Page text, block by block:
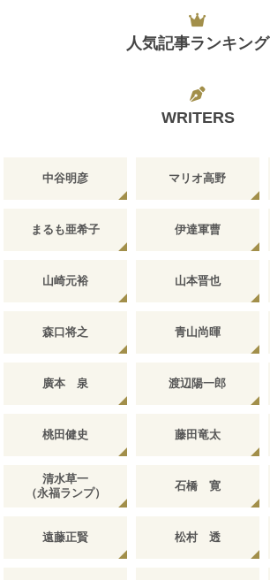
人気記事ランキング
WRITERS
中谷明彦 マリオ高野
まるも亜希子 伊達軍曹
山崎元裕 山本晋也
森口将之 青山尚暉
廣本 泉 渡辺陽一郎
桃田健史 藤田竜太
清水草一
（永福ランプ）
石橋 寛
遠藤正賢 松村 透